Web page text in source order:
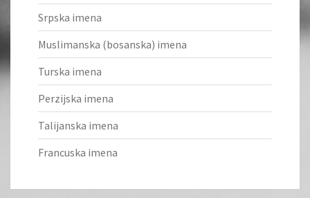
Srpska imena
Muslimanska (bosanska) imena
Turska imena
Perzijska imena
Talijanska imena
Francuska imena